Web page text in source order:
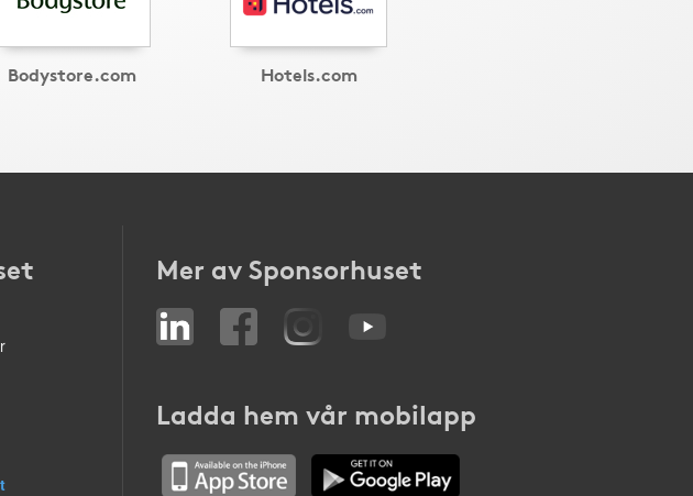
Bodystore.com Hotels.com
Mer av Sponsorhuset
Ladda hem vår mobilapp